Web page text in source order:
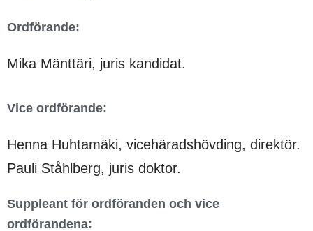
Ordförande:
Mika Mänttäri, juris kandidat.
Vice ordförande:
Henna Huhtamäki, vicehäradshövding, direktör.
Pauli Ståhlberg, juris doktor.
Suppleant för ordföranden och vice
ordförandena: